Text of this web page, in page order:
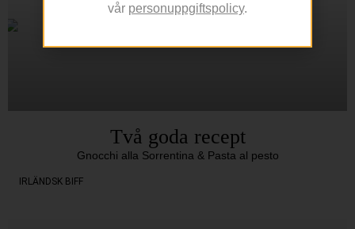
Två goda recept
Gnocchi alla Sorrentina & Pasta al pesto
IRLÄNDSK BIFF
vår personuppgiftspolicy.